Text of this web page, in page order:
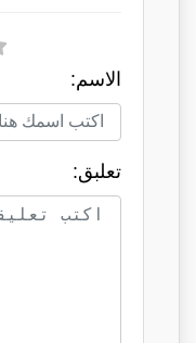
الاسم:
تعلبق: